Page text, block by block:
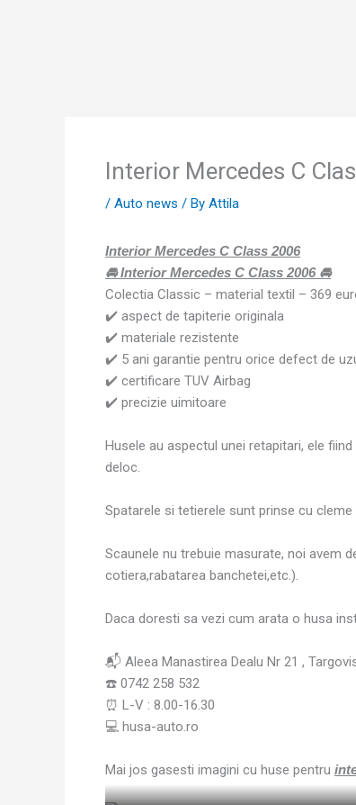
Interior Mercedes C
/ Auto news / By Attila
Interior Mercedes C Class 2006
🚘 Interior Mercedes C Class 2006 🚘
Colectia Classic – material textil – 369
✔️ aspect de tapiterie originala
✔️ materiale rezistente
✔️ 5 ani garantie pentru orice defect de
✔️ certificare TUV Airbag
✔️ precizie uimitoare
Husele au aspectul unei retapitari, ele
deloc.
Spatarele si tetierele sunt prinse cu
Scaunele nu trebuie masurate, noi avem
cotiera,rabatarea banchetei,etc.).
Daca doresti sa vezi cum arata o husa
📬 Aleea Manastirea Dealu Nr 21 ,
☎️ 0742 258 532
⏰ L-V : 8.00-16.30
💻 husa-auto.ro
Mai jos gasesti imagini cu huse pentru